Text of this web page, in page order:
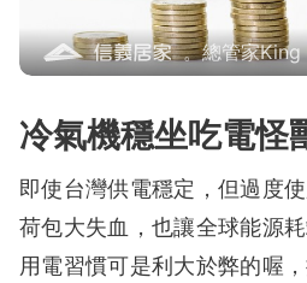
。總管家
冷氣機穩坐吃電怪
即使台灣供電穩定，但過度
荷包大失血，也讓全球能源
用電習慣可是利大於弊的喔